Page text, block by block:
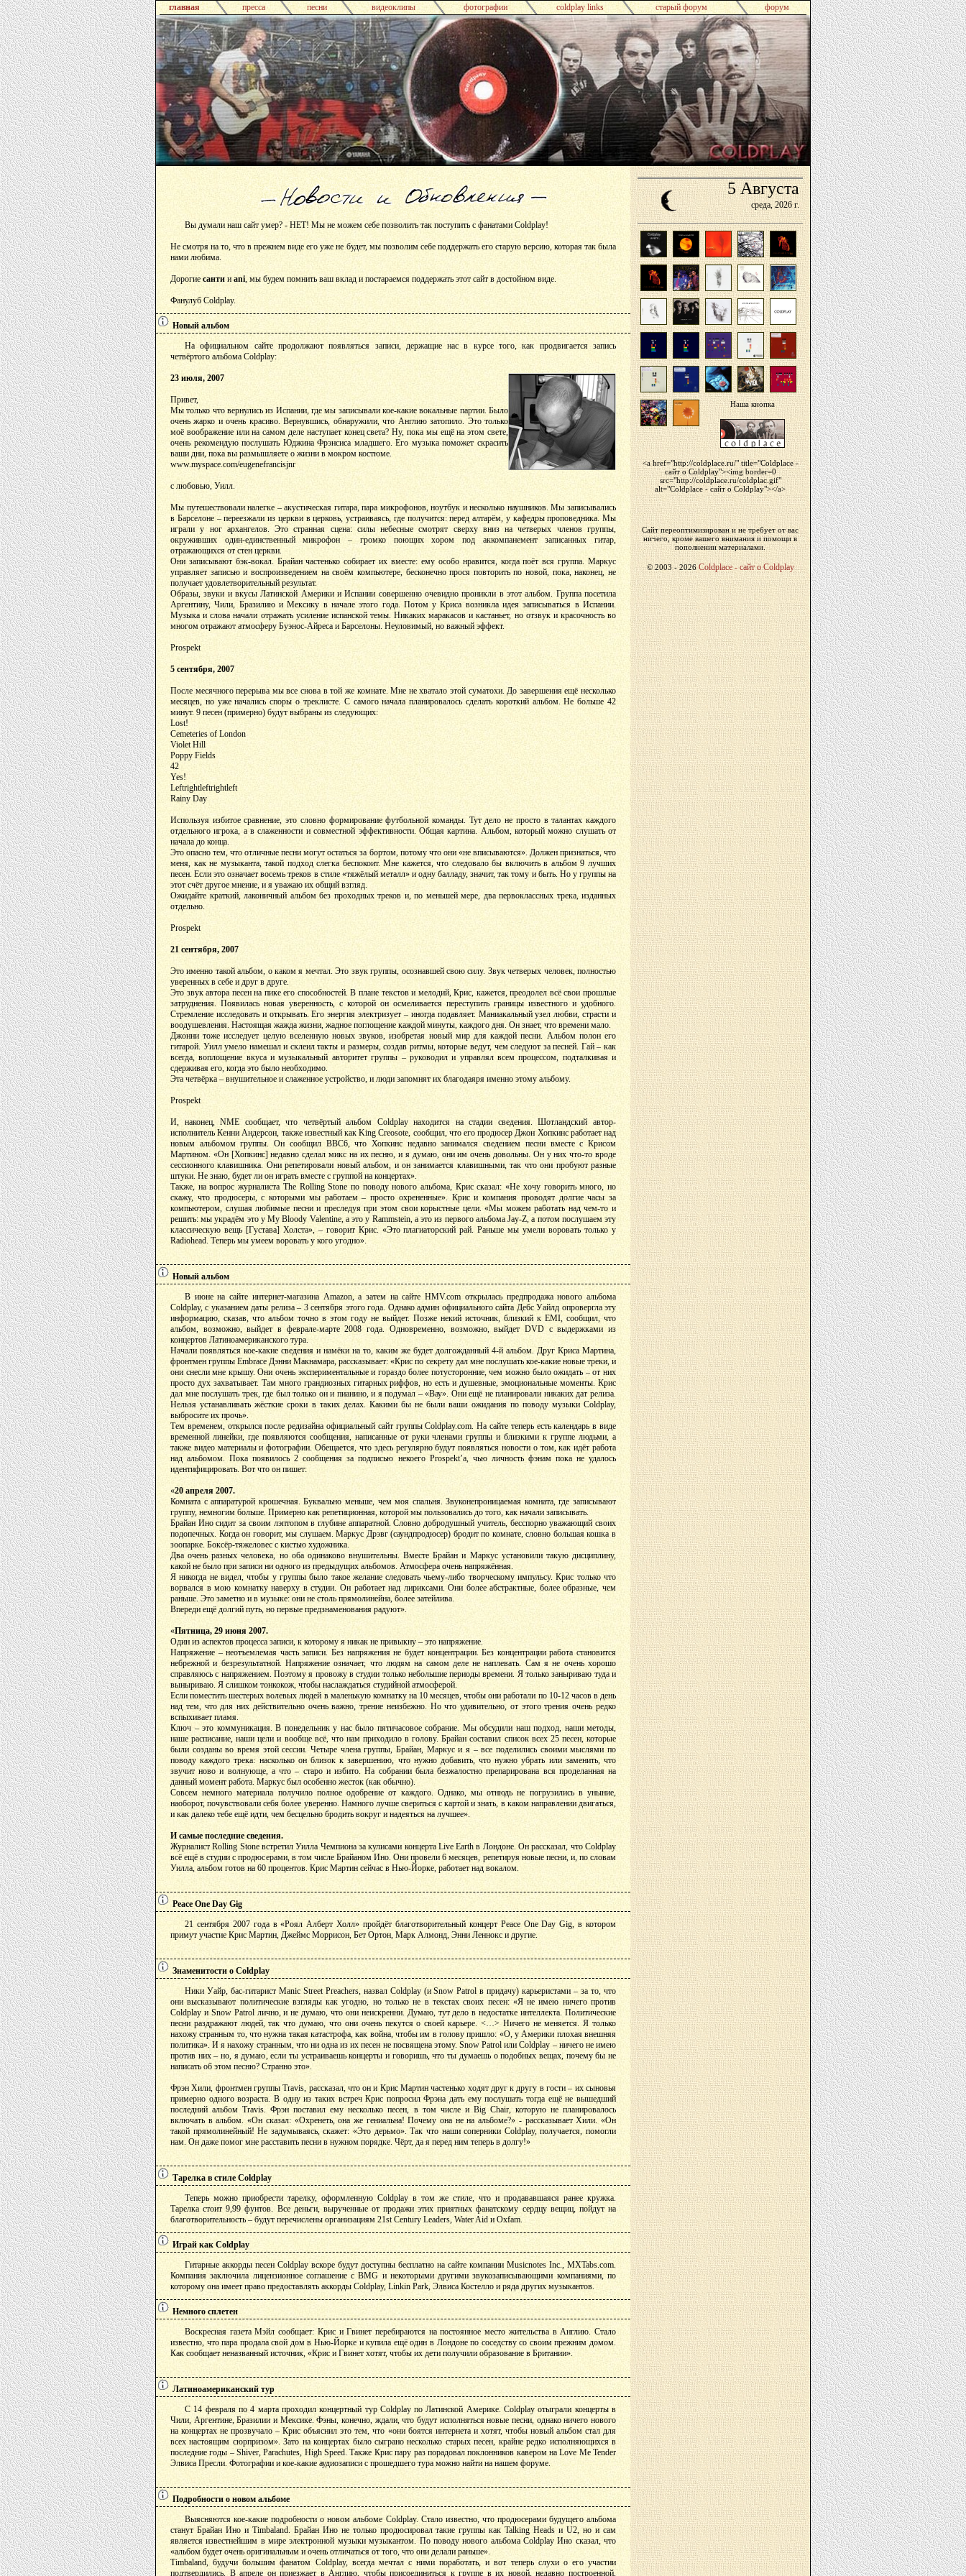
главная пресса песни видеоклипы фотографии coldplay links старый форум форум
5Августа
среда,2026 г.
Наша кнопка
<a href="http://coldplace.ru/" title="Сoldplace -
сайт о Coldplay"><img border=0
src="http://coldplace.ru/coldplac.gif"
alt="Сoldplace - сайт о Coldplay"></a>
Сайт переоптимизирован и не требует от вас
ничего, кроме вашего внимания и помощи в
пополнении материалами.
© 2003 -2026Сoldplace - сайт о Coldplay
Вы думали наш сайт умер? - НЕТ! Мы не можем себе позволить так поступить с фанатами Coldplay!
Не смотря на то, что в прежнем виде его уже не будет, мы позволим себе поддержать его старую версию, которая так была
нами любима.
Дорогие санти и ani, мы будем помнить ваш вклад и постараемся поддержать этот сайт в достойном виде.
Фанулуб Coldplay.
Новый альбом
На официальном сайте продолжают появляться записи, держащие нас в курсе того, как продвигается запись
четвёртого альбома Coldplay:
23 июля, 2007
Привет,
Мы только что вернулись из Испании, где мы записывали кое-какие вокальные партии. Было
очень жарко и очень красиво. Вернувшись, обнаружили, что Англию затопило. Это только
моё воображение или на самом деле наступает конец света? Ну, пока мы ещё на этом свете,
очень рекомендую послушать Юджина Фрэнсиса младшего. Его музыка поможет скрасить
ваши дни, пока вы размышляете о жизни в мокром костюме.
www.myspace.com/eugenefrancisjnr
с любовью, Уилл.
Мы путешествовали налегке – акустическая гитара, пара микрофонов, ноутбук и несколько наушников. Мы записывались
в Барселоне – переезжали из церкви в церковь, устраиваясь, где получится: перед алтарём, у кафедры проповедника. Мы
играли у ног архангелов. Это странная сцена: силы небесные смотрят сверху вниз на четверых членов группы,
окруживших один-единственный микрофон – громко поющих хором под аккомпанемент записанных гитар,
отражающихся от стен церкви.
Они записывают бэк-вокал. Брайан частенько собирает их вместе: ему особо нравится, когда поёт вся группа. Маркус
управляет записью и воспроизведением на своём компьютере, бесконечно прося повторить по новой, пока, наконец, не
получает удовлетворительный результат.
Образы, звуки и вкусы Латинской Америки и Испании совершенно очевидно проникли в этот альбом. Группа посетила
Аргентину, Чили, Бразилию и Мексику в начале этого года. Потом у Криса возникла идея записываться в Испании.
Музыка и слова начали отражать усиление испанской темы. Никаких маракасов и кастаньет, но отзвук и красочность во
многом отражают атмосферу Буэнос-Айреса и Барселоны. Неуловимый, но важный эффект.
Prospekt
5 сентября, 2007
После месячного перерыва мы все снова в той же комнате. Мне не хватало этой суматохи. До завершения ещё несколько
месяцев, но уже начались споры о треклисте. С самого начала планировалось сделать короткий альбом. Не больше 42
минут. 9 песен (примерно) будут выбраны из следующих:
Lost!
Cemeteries of London
Violet Hill
Poppy Fields
42
Yes!
Leftrightleftrightleft
Rainy Day
Используя избитое сравнение, это словно формирование футбольной команды. Тут дело не просто в талантах каждого
отдельного игрока, а в слаженности и совместной эффективности. Общая картина. Альбом, который можно слушать от
начала до конца.
Это опасно тем, что отличные песни могут остаться за бортом, потому что они «не вписываются». Должен признаться, что
меня, как не музыканта, такой подход слегка беспокоит. Мне кажется, что следовало бы включить в альбом 9 лучших
песен. Если это означает восемь треков в стиле «тяжёлый металл» и одну балладу, значит, так тому и быть. Но у группы на
этот счёт другое мнение, и я уважаю их общий взгляд.
Ожидайте краткий, лаконичный альбом без проходных треков и, по меньшей мере, два первоклассных трека, изданных
отдельно.
Prospekt
21 сентября, 2007
Это именно такой альбом, о каком я мечтал. Это звук группы, осознавшей свою силу. Звук четверых человек, полностью
уверенных в себе и друг в друге.
Это звук автора песен на пике его способностей. В плане текстов и мелодий, Крис, кажется, преодолел всё свои прошлые
затруднения. Появилась новая уверенность, с которой он осмеливается переступить границы известного и удобного.
Стремление исследовать и открывать. Его энергия электризует – иногда подавляет. Маниакальный узел любви, страсти и
воодушевления. Настоящая жажда жизни, жадное поглощение каждой минуты, каждого дня. Он знает, что времени мало.
Джонни тоже исследует целую вселенную новых звуков, изобретая новый мир для каждой песни. Альбом полон его
гитарой. Уилл умело намешал и склеил такты и размеры, создав ритмы, которые ведут, чем следуют за песней. Гай – как
всегда, воплощение вкуса и музыкальный авторитет группы – руководил и управлял всем процессом, подталкивая и
сдерживая его, когда это было необходимо.
Эта четвёрка – внушительное и слаженное устройство, и люди запомнят их благодаяря именно этому альбому.
Prospekt
И, наконец, NME сообщает, что четвёртый альбом Coldplay находится на стадии сведения. Шотландский автор-
исполнитель Кенни Андерсон, также известный как King Creosote, сообщил, что его продюсер Джон Хопкинс работает над
новым альбомом группы. Он сообщил BBC6, что Хопкинс недавно занимался сведением песни вместе с Крисом
Мартином. «Он [Хопкинс] недавно сделал микс на их песню, и я думаю, они им очень довольны. Он у них что-то вроде
сессионного клавишника. Они репетировали новый альбом, и он занимается клавишными, так что они пробуют разные
штуки. Не знаю, будет ли он играть вместе с группой на концертах».
Также, на вопрос журналиста The Rolling Stone по поводу нового альбома, Крис сказал: «Не хочу говорить много, но
скажу, что продюсеры, с которыми мы работаем – просто охрененные». Крис и компания проводят долгие часы за
компьютером, слушая любимые песни и преследуя при этом свои корыстные цели. «Мы можем работать над чем-то и
решить: мы украдём это у My Bloody Valentine, а это у Rammstein, а это из первого альбома Jay-Z, а потом послушаем эту
классическую вещь [Густава] Холста», – говорит Крис. «Это плагиаторский рай. Раньше мы умели воровать только у
Radiohead. Теперь мы умеем воровать у кого угодно».
Новый альбом
В июне на сайте интернет-магазина Amazon, а затем на сайте HMV.com открылась предпродажа нового альбома
Coldplay, с указанием даты релиза – 3 сентября этого года. Однако админ официального сайта Дебс Уайлд опровергла эту
информацию, сказав, что альбом точно в этом году не выйдет. Позже некий источник, близкий к EMI, сообщил, что
альбом, возможно, выйдет в феврале-марте 2008 года. Одновременно, возможно, выйдет DVD с выдержками из
концертов Латиноамериканского тура.
Начали появляться кое-какие сведения и намёки на то, каким же будет долгожданный 4-й альбом. Друг Криса Мартина,
фронтмен группы Embrace Дэнни Макнамара, рассказывает: «Крис по секрету дал мне послушать кое-какие новые треки, и
они снесли мне крышу. Они очень экспериментальные и гораздо более потусторонние, чем можно было ожидать – от них
просто дух захватывает. Там много грандиозных гитарных риффов, но есть и душевные, эмоциональные моменты. Крис
дал мне послушать трек, где был только он и пианино, и я подумал – «Вау». Они ещё не планировали никаких дат релиза.
Нельзя устанавливать жёсткие сроки в таких делах. Какими бы не были ваши ожидания по поводу музыки Coldplay,
выбросите их прочь».
Тем временем, открылся после редизайна официальный сайт группы Coldplay.com. На сайте теперь есть календарь в виде
временной линейки, где появляются сообщения, написанные от руки членами группы и близкими к группе людьми, а
также видео материалы и фотографии. Обещается, что здесь регулярно будут появляться новости о том, как идёт работа
над альбомом. Пока появилось 2 сообщения за подписью некоего Prospekt’a, чью личность фэнам пока не удалось
идентифицировать. Вот что он пишет:
«20 апреля 2007.
Комната с аппаратурой крошечная. Буквально меньше, чем моя спальня. Звуконепроницаемая комната, где записывают
группу, немногим больше. Примерно как репетиционная, которой мы пользовались до того, как начали записывать.
Брайан Ино сидит за своим лэптопом в глубине аппаратной. Словно добродушный учитель, бесспорно уважающий своих
подопечных. Когда он говорит, мы слушаем. Маркус Дрэвг (саундпродюсер) бродит по комнате, словно большая кошка в
зоопарке. Боксёр-тяжеловес с кистью художника.
Два очень разных человека, но оба одинаково внушительны. Вместе Брайан и Маркус установили такую дисциплину,
какой не было при записи ни одного из предыдущих альбомов. Атмосфера очень напряжённая.
Я никогда не видел, чтобы у группы было такое желание следовать чьему-либо творческому импульсу. Крис только что
ворвался в мою комнатку наверху в студии. Он работает над лириксами. Они более абстрактные, более образные, чем
раньше. Это заметно и в музыке: они не столь прямолинейна, более затейлива.
Впереди ещё долгий путь, но первые предзнаменования радуют».
«Пятница, 29 июня 2007.
Один из аспектов процесса записи, к которому я никак не привыкну – это напряжение.
Напряжение – неотъемлемая часть записи. Без напряжения не будет концентрации. Без концентрации работа становится
небрежной и безрезультатной. Напряжение означает, что людям на самом деле не наплевать. Сам я не очень хорошо
справляюсь с напряжением. Поэтому я провожу в студии только небольшие периоды времени. Я только заныриваю туда и
выныриваю. Я слишком тонкокож, чтобы наслаждаться студийной атмосферой.
Если поместить шестерых волевых людей в маленькую комнатку на 10 месяцев, чтобы они работали по 10-12 часов в день
над тем, что для них действительно очень важно, трение неизбежно. Но что удивительно, от этого трения очень редко
вспыхивает пламя.
Ключ – это коммуникация. В понедельник у нас было пятичасовое собрание. Мы обсудили наш подход, наши методы,
наше расписание, наши цели и вообще всё, что нам приходило в голову. Брайан составил список всех 25 песен, которые
были созданы во время этой сессии. Четыре члена группы, Брайан, Маркус и я – все поделились своими мыслями по
поводу каждого трека: насколько он близок к завершению, что нужно добавить, что нужно убрать или заменить, что
звучит ново и волнующе, а что – старо и избито. На собрании была безжалостно препарирована вся проделанная на
данный момент работа. Маркус был особенно жесток (как обычно).
Совсем немного материала получило полное одобрение от каждого. Однако, мы отнюдь не погрузились в уныние,
наоборот, почувствовали себя более уверенно. Намного лучше свериться с картой и знать, в каком направлении двигаться,
и как далеко тебе ещё идти, чем бесцельно бродить вокруг и надеяться на лучшее».
И самые последние сведения.
Журналист Rolling Stone встретил Уилла Чемпиона за кулисами концерта Live Earth в Лондоне. Он рассказал, что Coldplay
всё ещё в студии с продюсерами, в том числе Брайаном Ино. Они провели 6 месяцев, репетируя новые песни, и, по словам
Уилла, альбом готов на 60 процентов. Крис Мартин сейчас в Нью-Йорке, работает над вокалом.
Peace One Day Gig
21 сентября 2007 года в «Роял Алберт Холл» пройдёт благотворительный концерт Peace One Day Gig, в котором
примут участие Крис Мартин, Джеймс Моррисон, Бет Ортон, Марк Алмонд, Энни Леннокс и другие.
Знаменитости о Coldplay
Ники Уайр, бас-гитарист Manic Street Preachers, назвал Coldplay (и Snow Patrol в придачу) карьеристами – за то, что
они высказывают политические взгляды как угодно, но только не в текстах своих песен: «Я не имею ничего против
Coldplay и Snow Patrol лично, и не думаю, что они неискренни. Думаю, тут дело в недостатке интеллекта. Политические
песни раздражают людей, так что думаю, что они очень пекутся о своей карьере. <…> Ничего не меняется. Я только
нахожу странным то, что нужна такая катастрофа, как война, чтобы им в голову пришло: «О, у Америки плохая внешняя
политика». И я нахожу странным, что ни одна из их песен не посвящена этому. Snow Patrol или Coldplay – ничего не имею
против них – но, я думаю, если ты устраиваешь концерты и говоришь, что ты думаешь о подобных вещах, почему бы не
написать об этом песню? Странно это».
Фрэн Хили, фронтмен группы Travis, рассказал, что он и Крис Мартин частенько ходят друг к другу в гости – их сыновья
примерно одного возраста. В одну из таких встреч Крис попросил Фрэна дать ему послушать тогда ещё не вышедший
последний альбом Travis. Фрэн поставил ему несколько песен, в том числе и Big Chair, которую не планировалось
включать в альбом. «Он сказал: «Охренеть, она же гениальна! Почему она не на альбоме?» - рассказывает Хили. «Он
такой прямолинейный! Не задумываясь, скажет: «Это дерьмо». Так что наши соперники Coldplay, получается, помогли
нам. Он даже помог мне расставить песни в нужном порядке. Чёрт, да я перед ним теперь в долгу!»
Тарелка в стиле Coldplay
Теперь можно приобрести тарелку, оформленную Coldplay в том же стиле, что и продававшаяся ранее кружка.
Тарелка стоит 9,99 фунтов. Все деньги, вырученные от продажи этих приятных фанатскому сердцу вещиц, пойдут на
благотворительность – будут перечислены организациям 21st Century Leaders, Water Aid и Oxfam.
Играй как Coldplay
Гитарные аккорды песен Coldplay вскоре будут доступны бесплатно на сайте компании Musicnotes Inc., MXTabs.com.
Компания заключила лицензионное соглашение с BMG и некоторыми другими звукозаписывающими компаниями, по
которому она имеет право предоставлять аккорды Coldplay, Linkin Park, Элвиса Костелло и ряда других музыкантов.
Немного сплетен
Воскресная газета Мэйл сообщает: Крис и Гвинет перебираются на постоянное место жительства в Англию. Стало
известно, что пара продала свой дом в Нью-Йорке и купила ещё один в Лондоне по соседству со своим прежним домом.
Как сообщает неназванный источник, «Крис и Гвинет хотят, чтобы их дети получили образование в Британии».
Латиноамериканский тур
С 14 февраля по 4 марта проходил концертный тур Coldplay по Латинской Америке. Coldplay отыграли концерты в
Чили, Аргентине, Бразилии и Мексике. Фэны, конечно, ждали, что будут исполняться новые песни, однако ничего нового
на концертах не прозвучало – Крис объяснил это тем, что «они боятся интернета и хотят, чтобы новый альбом стал для
всех настоящим сюрпризом». Зато на концертах было сыграно несколько старых песен, крайне редко исполняющихся в
последние годы – Shiver, Parachutes, High Speed. Также Крис пару раз порадовал поклонников кавером на Love Me Tender
Элвиса Пресли. Фотографии и кое-какие аудиозаписи с прошедшего тура можно найти на нашем форуме.
Подробности о новом альбоме
Выясняются кое-какие подробности о новом альбоме Coldplay. Стало известно, что продюсерами будущего альбома
станут Брайан Ино и Timbaland. Брайан Ино не только продюсировал такие группы как Talking Heads и U2, но и сам
является известнейшим в мире электронной музыки музыкантом. По поводу нового альбома Coldplay Ино сказал, что
«альбом будет очень оригинальным и очень отличаться от того, что они делали раньше».
Timbaland, будучи большим фанатом Coldplay, всегда мечтал с ними поработать, и вот теперь слухи о его участии
подтвердились. В апреле он приезжает в Англию, чтобы присоединиться к группе в их новой, недавно построенной,